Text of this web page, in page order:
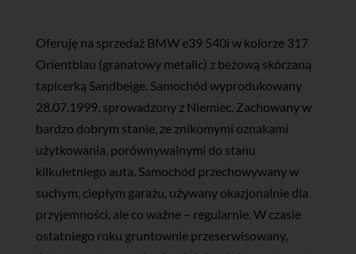
Oferuję na sprzedaż BMW e39 540i w kolorze 317
Orientblau (granatowy metalic) z beżową skórzaną
tapicerką Sandbeige. Samochód wyprodukowany
28.07.1999, sprowadzony z Niemiec. Zachowany w
bardzo dobrym stanie, ze znikomymi oznakami
użytkowania, porównywalnymi do stanu
kilkuletniego auta. Samochód przechowywany w
suchym, ciepłym garażu, używany okazjonalnie dla
przyjemności, ale co ważne – regularnie. W czasie
ostatniego roku gruntownie przeserwisowany,